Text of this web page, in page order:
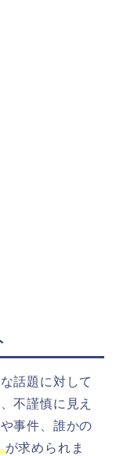
話題に対して
不謹慎に見え
事件、誰かの
が求められま